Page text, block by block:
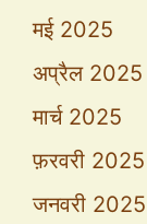
मई 2025
अप्रैल 2025
मार्च 2025
फ़रवरी 2025
जनवरी 2025